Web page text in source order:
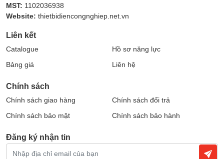
cố từ nguồn chính, bộ điều khiển sẽ gửi tín hiệu điều
khiển chuyển mạch sang máy phát trong thời gian
ngắn (thường dưới 10 giây). Điều này giúp duy trì hoạt
để mất điện dù chỉ vài giây.
MST: 1102036938
Website: thietbidiencongnghiep.net.vn
Liên kết
Catalogue
Hồ sơ năng lực
Bảng giá
Liên hệ
Chính sách
Chính sách giao hàng
Chính sách đổi trả
Chính sách bảo mật
Chính sách bảo hành
Đăng ký nhận tin